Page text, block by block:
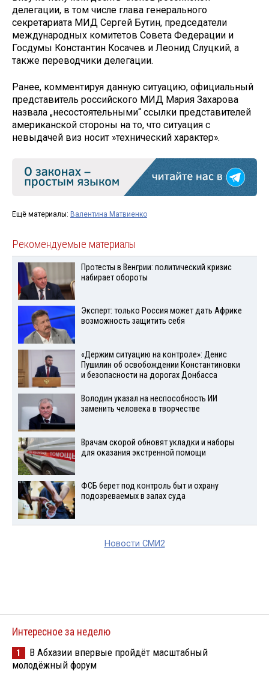
делегации, в том числе глава генерального
секретариата МИД Сергей Бутин, председатели
международных комитетов Совета Федерации и
Госдумы Константин Косачев и Леонид Слуцкий, а
также переводчики делегации.
Ранее, комментируя данную ситуацию, официальный
представитель российского МИД Мария Захарова
назвала „несостоятельными“ ссылки представителей
американской стороны на то, что ситуация с
невыдачей виз носит »технический характер».
Ещё материалы: Валентина Матвиенко
Рекомендуемые материалы
Протесты в Венгрии: политический кризис
набирает обороты
Эксперт: только Россия может дать Африке
возможность защитить себя
«Держим ситуацию на контроле»: Денис
Пушилин об освобождении Константиновки
и безопасности на дорогах Донбасса
Володин указал на неспособность ИИ
заменить человека в творчестве
Врачам скорой обновят укладки и наборы
для оказания экстренной помощи
ФСБ берет под контроль быт и охрану
подозреваемых в залах суда
Новости СМИ2
Интересное за неделю
1
В Абхазии впервые пройдёт масштабный
молодёжный форум